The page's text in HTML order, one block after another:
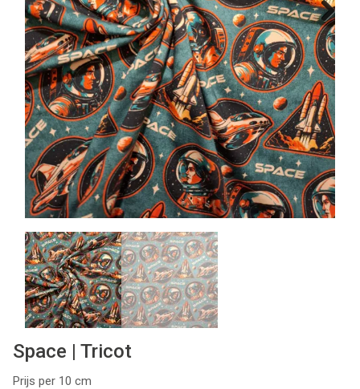
Tips & tricks
Cadeaubon
Solden
Contact
Next
Space | Tricot
Prijs per 10 cm